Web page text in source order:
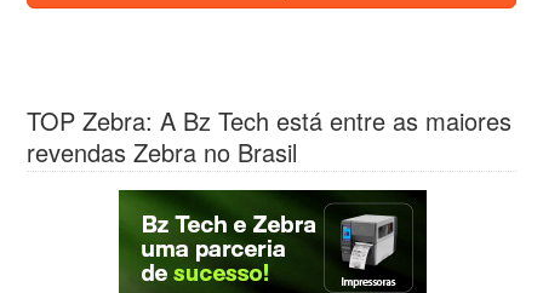
TOP Zebra: A Bz Tech está entre as maiores
revendas Zebra no Brasil